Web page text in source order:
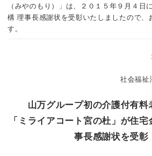
（みやのもり）」は、２０１５年９月４日
構 理事長感謝状を受彰いたしましたので、
す。
社会福祉
山万グループ初の介護付有料
「ミライアコート宮の杜」が住
事長感謝状を受彰